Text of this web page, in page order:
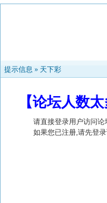
提示信息 » 天下彩
【论坛人数
请直接登录用户访问论
如果您已注册,请先登